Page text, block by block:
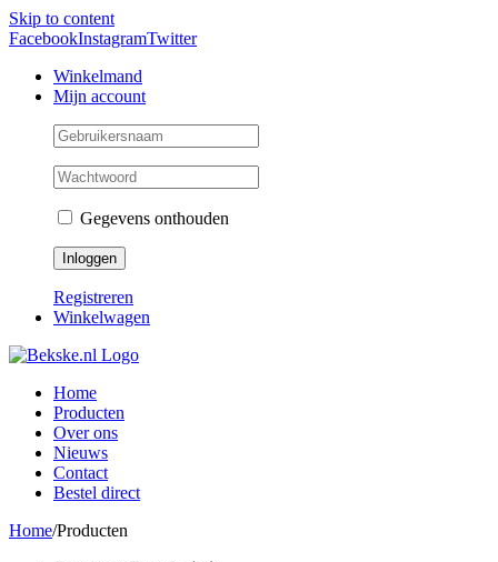
Skip to content
FacebookInstagramTwitter
Winkelmand
Mijn account
Gegevens onthouden
Registreren
Winkelwagen
Home
Producten
Over ons
Nieuws
Contact
Bestel direct
Home/Producten